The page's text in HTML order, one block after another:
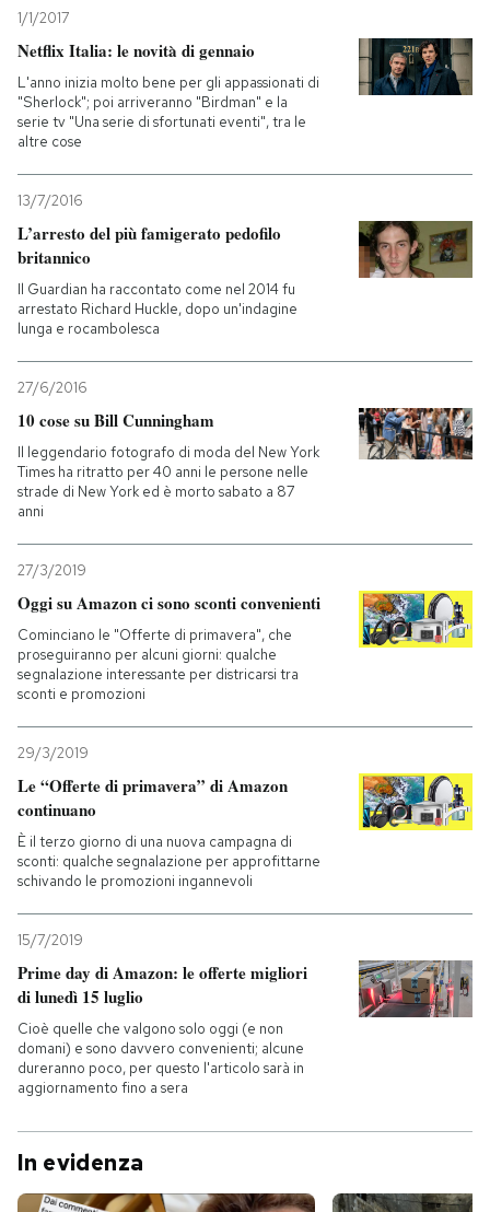
1/1/2017
Netflix Italia: le novità di gennaio
L'anno inizia molto bene per gli appassionati di
"Sherlock"; poi arriveranno "Birdman" e la
serie tv "Una serie di sfortunati eventi", tra le
altre cose
13/7/2016
L’arresto del più famigerato pedofilo
britannico
Il Guardian ha raccontato come nel 2014 fu
arrestato Richard Huckle, dopo un'indagine
lunga e rocambolesca
27/6/2016
10 cose su Bill Cunningham
Il leggendario fotografo di moda del New York
Times ha ritratto per 40 anni le persone nelle
strade di New York ed è morto sabato a 87
anni
27/3/2019
Oggi su Amazon ci sono sconti convenienti
Cominciano le "Offerte di primavera", che
proseguiranno per alcuni giorni: qualche
segnalazione interessante per districarsi tra
sconti e promozioni
29/3/2019
Le “Offerte di primavera” di Amazon
continuano
È il terzo giorno di una nuova campagna di
sconti: qualche segnalazione per approfittarne
schivando le promozioni ingannevoli
15/7/2019
Prime day di Amazon: le offerte migliori
di lunedì 15 luglio
Cioè quelle che valgono solo oggi (e non
domani) e sono davvero convenienti; alcune
dureranno poco, per questo l'articolo sarà in
aggiornamento fino a sera
In evidenza